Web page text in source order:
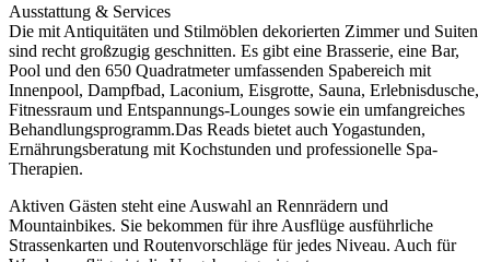
Ausstattung & Services
Die mit Antiquitäten und Stilmöblen dekorierten Zimmer und Suiten
sind recht großzugig geschnitten. Es gibt eine Brasserie, eine Bar,
Pool und den 650 Quadratmeter umfassenden Spabereich mit
Innenpool, Dampfbad, Laconium, Eisgrotte, Sauna, Erlebnisdusche,
Fitnessraum und Entspannungs-Lounges sowie ein umfangreiches
Behandlungsprogramm.Das Reads bietet auch Yogastunden,
Ernährungsberatung mit Kochstunden und professionelle Spa-
Therapien.
Aktiven Gästen steht eine Auswahl an Rennrädern und
Mountainbikes. Sie bekommen für ihre Ausflüge ausführliche
Strassenkarten und Routenvorschläge für jedes Niveau. Auch für